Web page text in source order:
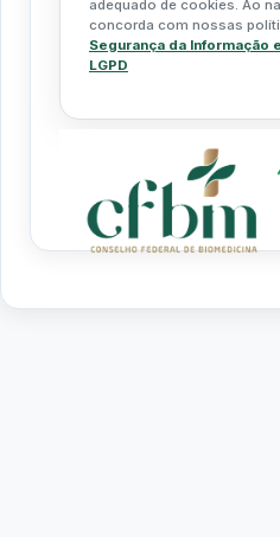
adequado de cookies. Ao
concorda com nossas
Segurança da Informação
LGPD